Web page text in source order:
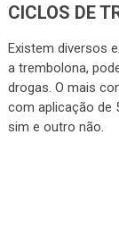
CICLOS DE
Existem diversos
a trembolona,
drogas. O mais
com aplicação de
sim e outro não.